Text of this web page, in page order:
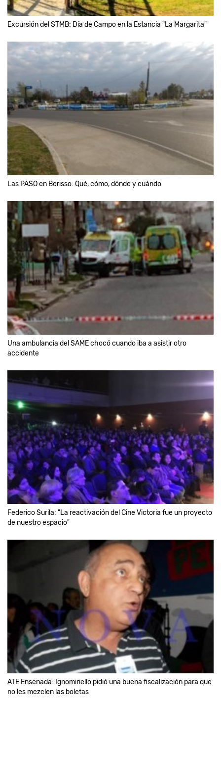
Excursión del STMB: Día de Campo en la Estancia "La Margarita"
Las PASO en Berisso: Qué, cómo, dónde y cuándo
Una ambulancia del SAME chocó cuando iba a asistir otro
accidente
Federico Surila: "La reactivación del Cine Victoria fue un proyecto
de nuestro espacio"
ATE Ensenada: Ignomiriello pidió una buena fiscalización para que
no les mezclen las boletas